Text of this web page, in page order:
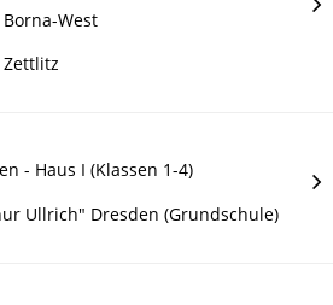
West
- Haus I (Klassen 1-4)
Ullrich" Dresden (Grundschule)